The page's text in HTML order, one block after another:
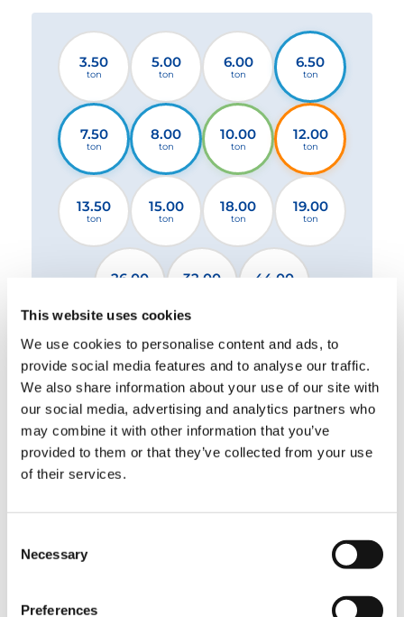
This website uses cookies
We use cookies to personalise content and ads, to
provide social media features and to analyse our traffic.
We also share information about your use of our site with
our social media, advertising and analytics partners who
may combine it with other information that you’ve
provided to them or that they’ve collected from your use
of their services.
Selection
Necessary
Preferences
3.50
ton
5.00
ton
6.00
ton
6.50
ton
7.50
ton
8.00
ton
10.00
ton
12.00
ton
13.50
ton
15.00
ton
18.00
ton
19.00
ton
26.00 32.00 44.00
2 Standard-Abstützungen
2 Abstützungen XL
4 Abstützungen
Bitte Datei auswählen